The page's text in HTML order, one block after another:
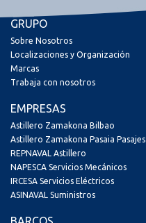
GRUPO
Sobre Nosotros
Localizaciones y Organización
Marcas
Trabaja con nosotros
EMPRESAS
Astillero Zamakona Bilbao
Astillero Zamakona Pasaia Pasajes
REPNAVAL Astillero
NAPESCA Servicios Mecánicos
IRCESA Servicios Eléctricos
ASINAVAL Suministros